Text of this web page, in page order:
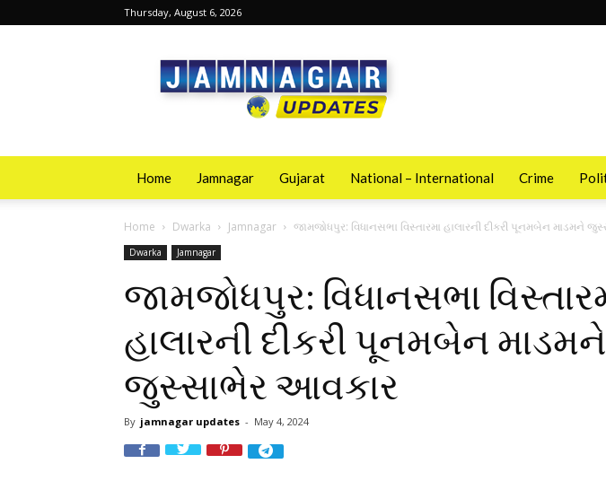
Thursday, August 6, 2026
Jamnagarupdates
Home Jamnagar Gujarat National – International Crime
Home Dwarka Jamnagar જામજોધપુર: વિધાનસભા વિસ્તારમા હાલારની દીકરી પૂનમબેન માડમને
Dwarka Jamnagar
જામજોધપુર: વિધાનસભા
હાલારની દીકરી પૂનમબેન માડમને
જુસ્સાભેર આવકાર
By jamnagar updates - May 4, 2024